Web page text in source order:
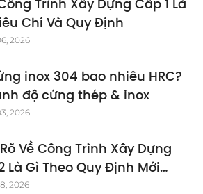
Trình Xây Dựng Cấp 1 Là
Chí Và Quy Định
2026
inox 304 bao nhiêu HRC?
độ cứng thép & inox
2026
Về Công Trình Xây Dựng
Là Gì Theo Quy Định Mới
2026